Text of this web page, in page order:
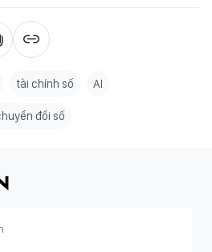
tài chính số AI
đổi số